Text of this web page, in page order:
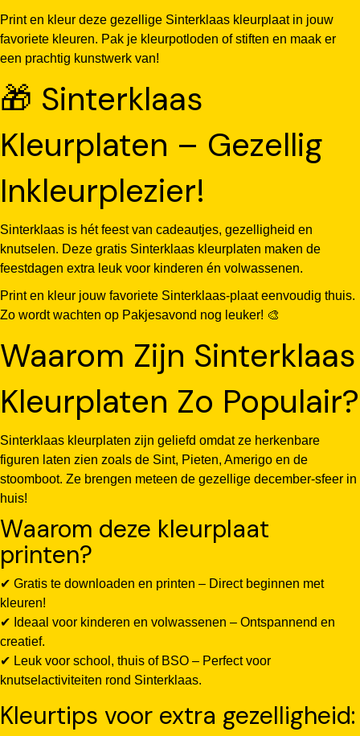
Print en kleur deze gezellige Sinterklaas kleurplaat in jouw
favoriete kleuren. Pak je kleurpotloden of stiften en maak er
een prachtig kunstwerk van!
🎁 Sinterklaas
Kleurplaten – Gezellig
Inkleurplezier!
Sinterklaas is hét feest van cadeautjes, gezelligheid en
knutselen. Deze gratis Sinterklaas kleurplaten maken de
feestdagen extra leuk voor kinderen én volwassenen.
Print en kleur jouw favoriete Sinterklaas-plaat eenvoudig thuis.
Zo wordt wachten op Pakjesavond nog leuker! 🎨
Waarom Zijn Sinterklaas
Kleurplaten Zo Populair?
Sinterklaas kleurplaten zijn geliefd omdat ze herkenbare
figuren laten zien zoals de Sint, Pieten, Amerigo en de
stoomboot. Ze brengen meteen de gezellige december-sfeer in
huis!
Waarom deze kleurplaat
printen?
✔ Gratis te downloaden en printen – Direct beginnen met
kleuren!
✔ Ideaal voor kinderen en volwassenen – Ontspannend en
creatief.
✔ Leuk voor school, thuis of BSO – Perfect voor
knutselactiviteiten rond Sinterklaas.
Kleurtips voor extra gezelligheid: